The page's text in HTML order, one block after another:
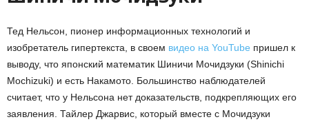
Тед Нельсон, пионер информационных технологий и
изобретатель гипертекста, в своем видео на YouTube пришел к
выводу, что японский математик Шиничи Мочидзуки (Shinichi
Mochizuki) и есть Накамото. Большинство наблюдателей
считает, что у Нельсона нет доказательств, подкрепляющих его
заявления. Тайлер Джарвис, который вместе с Мочидзуки